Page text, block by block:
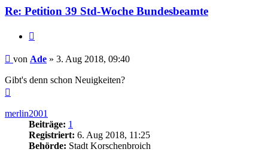
Re: Petition 39 Std-Woche Bundesbeamte
Beitrag
von Ade » 3. Aug 2018, 09:40
Gibt's denn schon Neuigkeiten?
merlin2001
Beiträge: 1
Registriert: 6. Aug 2018, 11:25
Behörde: Stadt Korschenbroich